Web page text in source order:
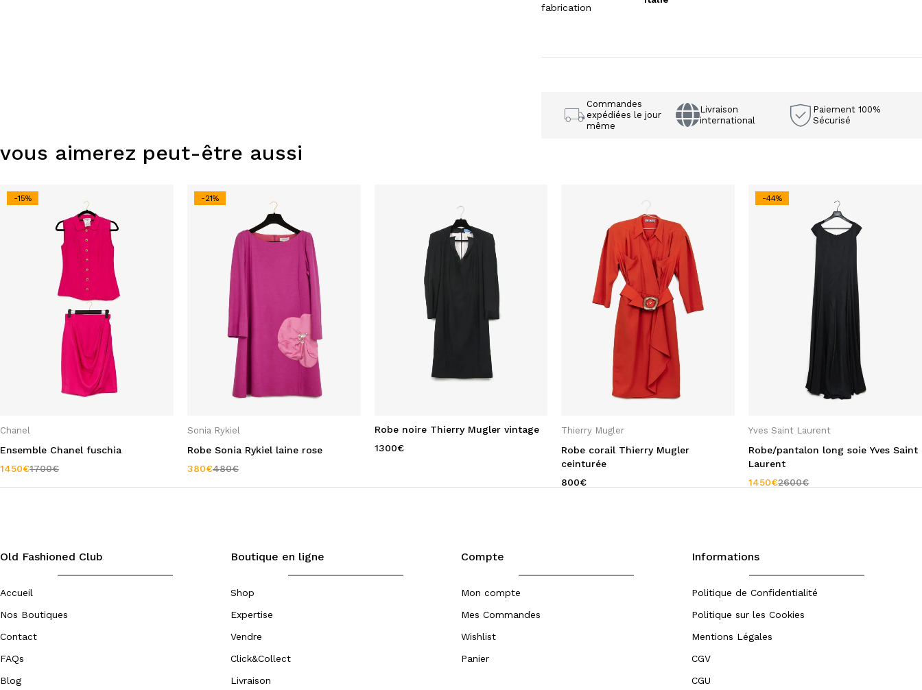
fabrication
Commandes
expédiées le jour
même
Livraison
international
Paiement 100%
Sécurisé
vous aimerez peut-être aussi
-15%
Chanel
Ensemble Chanel fuschia
1700€
1450€
-21%
Sonia Rykiel
Robe Sonia Rykiel laine rose
480€
380€
Robe noire Thierry Mugler vintage
1300€
Thierry Mugler
Robe corail Thierry Mugler
ceinturée
800€
-44%
Yves Saint Laurent
Robe/pantalon long soie Yves Saint
Laurent
2600€
1450€
Old Fashioned Club
Accueil
Nos Boutiques
Contact
FAQs
Blog
Boutique en ligne
Shop
Expertise
Vendre
Click&Collect
Livraison
Compte
Mon compte
Mes Commandes
Wishlist
Panier
Informations
Politique de Confidentialité
Politique sur les Cookies
Mentions Légales
CGV
CGU